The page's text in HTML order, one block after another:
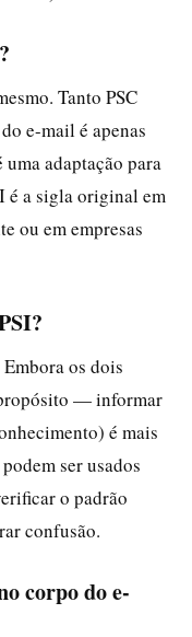
Tanto PSC
e-mail é apenas
adaptação para
é a sigla original em
ou em empresas
os dois
— informar
é mais
ser usados
o padrão
confusão.
corpo do e-